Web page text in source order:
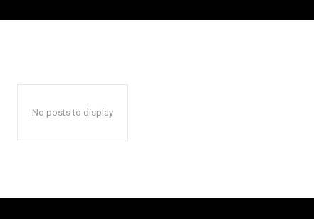
No posts to display